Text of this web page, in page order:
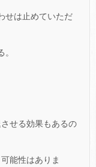
せは止めていただ
せる効果もあるの
能性はありま